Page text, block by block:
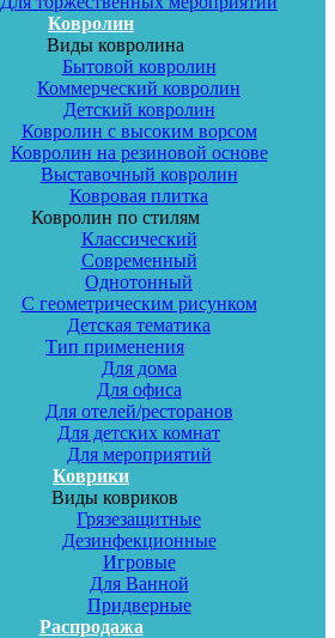
Ковролин
Виды ковролина
Бытовой ковролин
Коммерческий ковролин
Детский ковролин
Ковролин с высоким ворсом
Ковролин на резиновой основе
Выставочный ковролин
Ковровая плитка
Ковролин по стилям
Классический
Современный
Однотонный
С геометрическим рисунком
Детская тематика
Тип применения
Для дома
Для офиса
Для отелей/ресторанов
Для детских комнат
Для мероприятий
Коврики
Виды ковриков
Грязезащитные
Дезинфекционные
Игровые
Для Ванной
Придверные
Распродажа